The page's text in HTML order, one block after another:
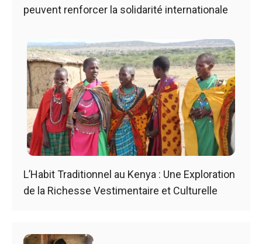
peuvent renforcer la solidarité internationale
L’Habit Traditionnel au Kenya : Une Exploration
de la Richesse Vestimentaire et Culturelle